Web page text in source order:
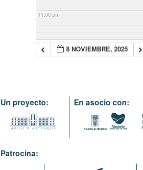
11:00 pm
8 NOVIEMBRE, 2025
Un proyecto: En asocio con:
Patrocina: